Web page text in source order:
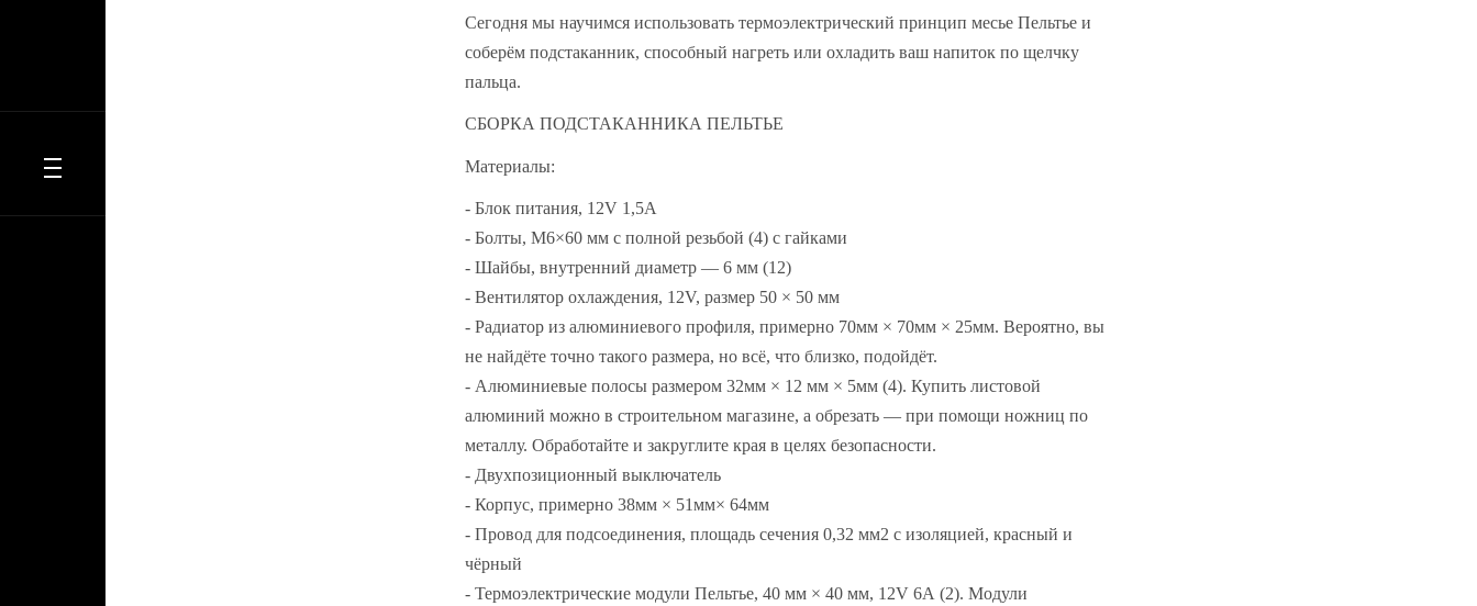
Сегодня мы научимся использовать термоэлектрический принцип месье Пельтье и
соберём подстаканник, способный нагреть или охладить ваш напиток по щелчку
пальца.
СБОРКА ПОДСТАКАННИКА ПЕЛЬТЬЕ
Материалы:
- Блок питания, 12V 1,5А
- Болты, М6×60 мм с полной резьбой (4) с гайками
- Шайбы, внутренний диаметр — 6 мм (12)
- Вентилятор охлаждения, 12V, размер 50 × 50 мм
- Радиатор из алюминиевого профиля, примерно 70мм × 70мм × 25мм. Вероятно, вы
не найдёте точно такого размера, но всё, что близко, подойдёт.
- Алюминиевые полосы размером 32мм × 12 мм × 5мм (4). Купить листовой
алюминий можно в строительном магазине, а обрезать — при помощи ножниц по
металлу. Обработайте и закруглите края в целях безопасности.
- Двухпозиционный выключатель
- Корпус, примерно 38мм × 51мм× 64мм
- Провод для подсоединения, площадь сечения 0,32 мм2 с изоляцией, красный и
чёрный
- Термоэлектрические модули Пельтье, 40 мм × 40 мм, 12V 6А (2). Модули